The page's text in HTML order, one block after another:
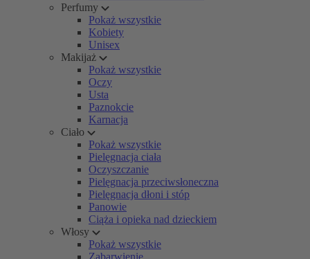
Perfumy
Pokaż wszystkie
Kobiety
Unisex
Makijaż
Pokaż wszystkie
Oczy
Usta
Paznokcie
Karnacja
Ciało
Pokaż wszystkie
Pielęgnacja ciała
Oczyszczanie
Pielęgnacja przeciwsłoneczna
Pielęgnacja dłoni i stóp
Panowie
Ciąża i opieka nad dzieckiem
Włosy
Pokaż wszystkie
Zabarwienie